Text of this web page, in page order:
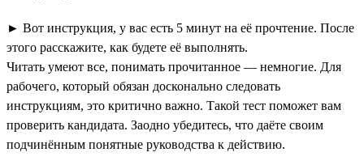
► Вот инструкция, у вас есть 5 минут на её прочтение. После
этого расскажите, как будете её выполнять.
Читать умеют все, понимать прочитанное — немногие. Для
рабочего, который обязан досконально следовать
инструкциям, это критично важно. Такой тест поможет вам
проверить кандидата. Заодно убедитесь, что даёте своим
подчинённым понятные руководства к действию.